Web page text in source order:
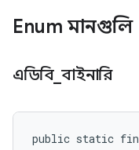
Enum মানগুলি
এডিবি_ বাইনারি
public static